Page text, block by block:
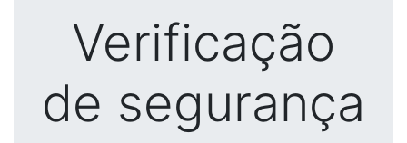
Verificação
de segurança